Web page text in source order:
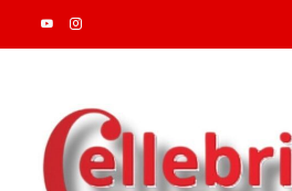
Skip
to